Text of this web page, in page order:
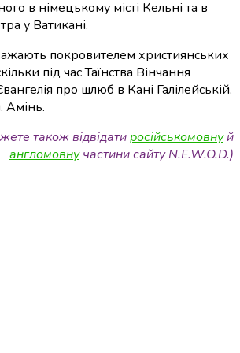
в німецькому місті Кельні та в
у Ватикані.
покровителем християнських
під час Таїнства Вінчання
про шлюб в Кані Галілейській.
Амінь.
також відвідатиросійськомовнуй
англомовнучастини сайту N.E.W.O.D.)